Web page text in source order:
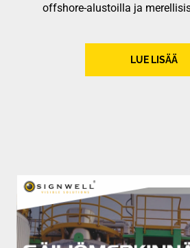
offshore-alustoilla ja
LUE LISÄÄ